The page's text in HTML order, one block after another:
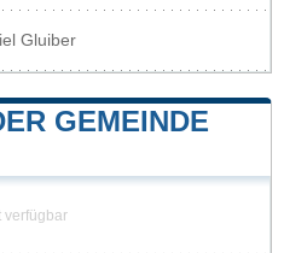
Gluiber
GEMEINDE
verfügbar